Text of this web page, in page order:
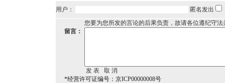
用户：
匿名发出
您要为您所发的言论的后果负责，故请各位遵纪守
留言：
*经营许可证编号：京ICP00000008号